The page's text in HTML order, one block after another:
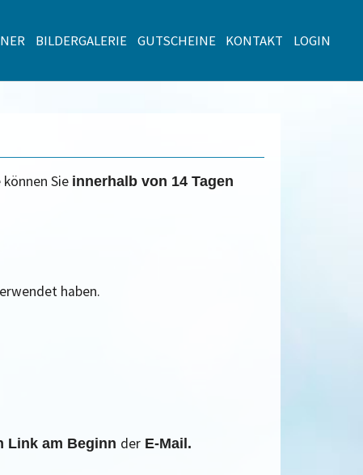
BILDERGALERIE GUTSCHEINE KONTAKT LOGIN
Sie innerhalb von 14 Tagen
haben.
Link am Beginn der E-Mail.